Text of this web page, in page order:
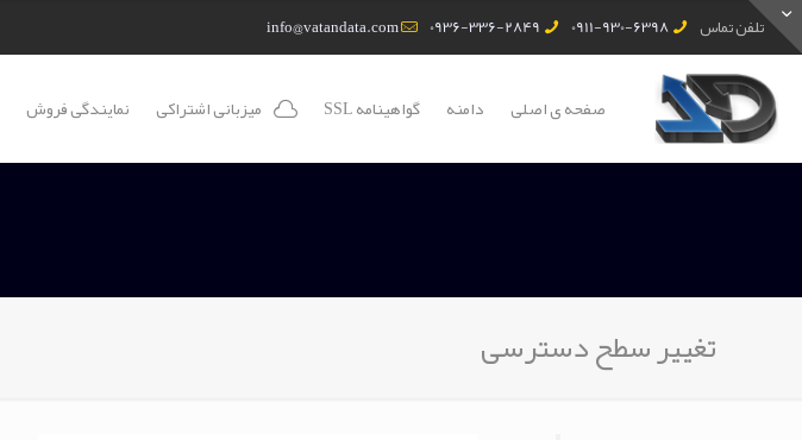
تلفن تماس 0911-930-6398
0936-336-2849
info@vatandata.com
صفحه ی اصلی دامنه گواهینامه SSL میزبانی اشتراکی نمایندگی فروش
تغییر سطح دسترسی